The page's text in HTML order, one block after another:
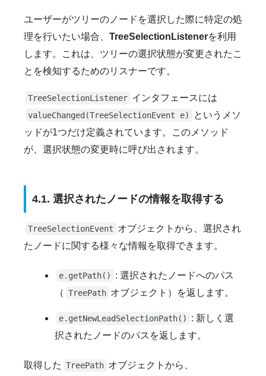
ユーザーがツリーのノードを選択した際に特定の処
理を行いたい場合、 TreeSelectionListenerを利用
します。これは、ツリーの選択状態が変更されたこ
とを検知するためのリスナーです。
TreeSelectionListener インタフェースには
valueChanged(TreeSelectionEvent e)
というメソ
ッドが1つだけ定義されています。このメソッド
が、選択状態の変更時に呼び出されます。
4.1. 選択されたノードの情報を取得する
TreeSelectionEvent オブジェクトから、選択され
たノードに関する様々な情報を取得できます。
e.getPath()
: 選択されたノードへのパス
（ TreePath オブジェクト）を返します。
e.getNewLeadSelectionPath()
: 新しく選
択されたノードのパスを返します。
取得した TreePath オブジェクトから、